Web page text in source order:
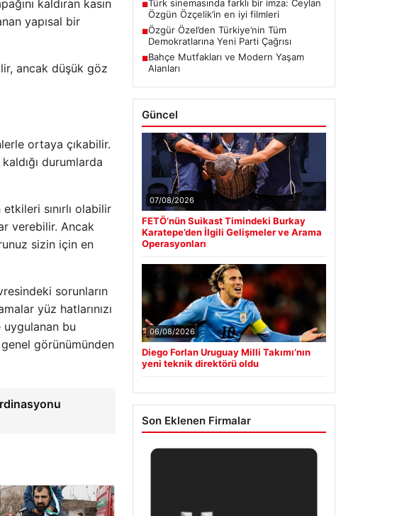
kaldıran kasın
yapısal bir
ancak düşük göz
ortaya çıkabilir.
durumlarda
sınırlı olabilir
verebilir. Ancak
sizin için en
sorunların
yüz hatlarınızı
bu
görünümünden
■Türk sinemasında farklı bir imza: Ceylan
Özgün Özçelik’in en iyi filmleri
■Özgür Özel’den Türkiye’nin Tüm
Demokratlarına Yeni Parti Çağrısı
■Bahçe Mutfakları ve Modern Yaşam
Alanları
Güncel
07/08/2026
FETÖ’nün Suikast Timindeki Burkay
Karatepe’den İlgili Gelişmeler ve Arama
Operasyonları
06/08/2026
Diego Forlan Uruguay Milli Takımı’nın
yeni teknik direktörü oldu
Son Eklenen Firmalar